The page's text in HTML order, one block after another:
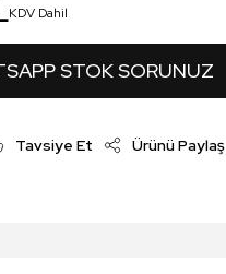
KDV Dahil
STOK SORUNUZ
Tavsiye Et Ürünü Paylaş